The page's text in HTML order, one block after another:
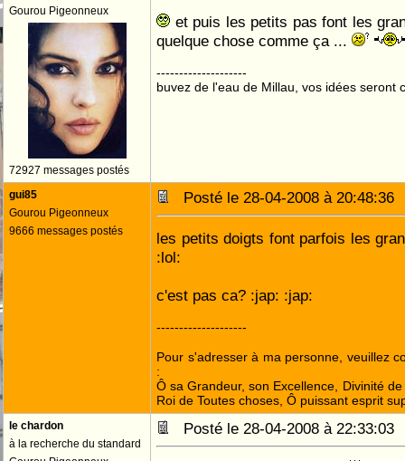
Gourou Pigeonneux
72927 messages postés
et puis les petits pas font les
quelque chose comme ça ...
--------------------
buvez de l'eau de Millau, vos idées seront
gui85
Gourou Pigeonneux
9666 messages postés
Posté le 28-04-2008 à
les petits doigts font parfois les
:lol:
c'est pas ca? :jap: :jap:
--------------------
Pour s'adresser à ma personne, veuillez
:
Ô sa Grandeur, son Excellence, Divinité
Roi de Toutes choses, Ô puissant esprit
le chardon
à la recherche du standard
Posté le 28-04-2008 à